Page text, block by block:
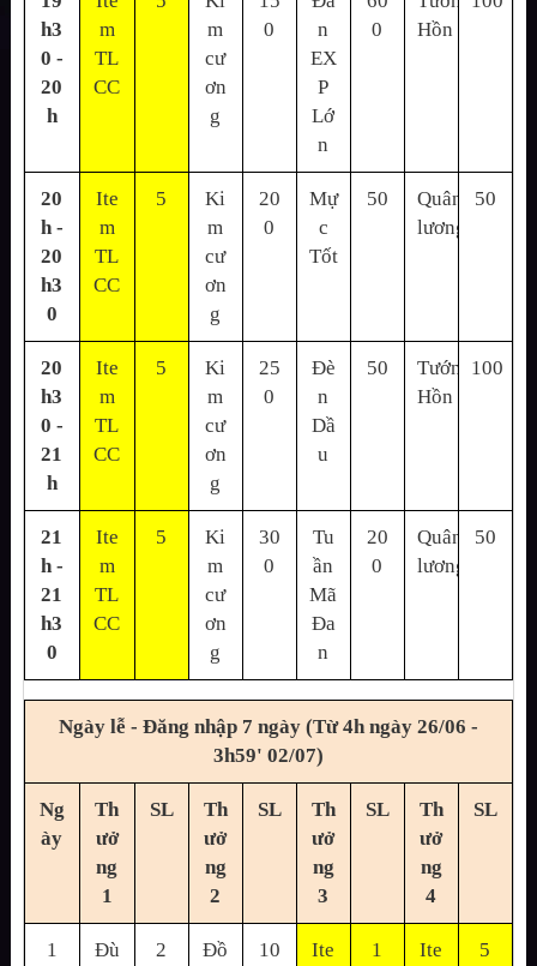
h3
0 -
20
h
m
TL
CC
m
cư
ơn
g
0
n
EX
P
Lớ
n
0
Hồn
20
h -
20
h3
0
Ite
m
TL
CC
5
Ki
m
cư
ơn
g
20
0
Mự
c
Tốt
50
Quân
lương
50
20
h3
0 -
21
h
Ite
m
TL
CC
5
Ki
m
cư
ơn
g
25
0
Đè
n
Dầ
u
50
Tướng
Hồn
100
21
h -
21
h3
0
Ite
m
TL
CC
5
Ki
m
cư
ơn
g
30
0
Tu
ần
Mã
Đa
n
20
0
Quân
lương
50
Ngày lễ - Đăng nhập 7 ngày (Từ 4h ngày 26/06 -
3h59' 02/07)
Ng
ày
Th
ưở
ng
1
SL
Th
ưở
ng
2
SL
Th
ưở
ng
3
SL
Th
ưở
ng
4
SL
1
Đù
2
Đồ
10
Ite
1
Ite
5